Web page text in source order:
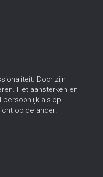
Door zijn
Het aansterken en
persoonlijk als op
op de ander!